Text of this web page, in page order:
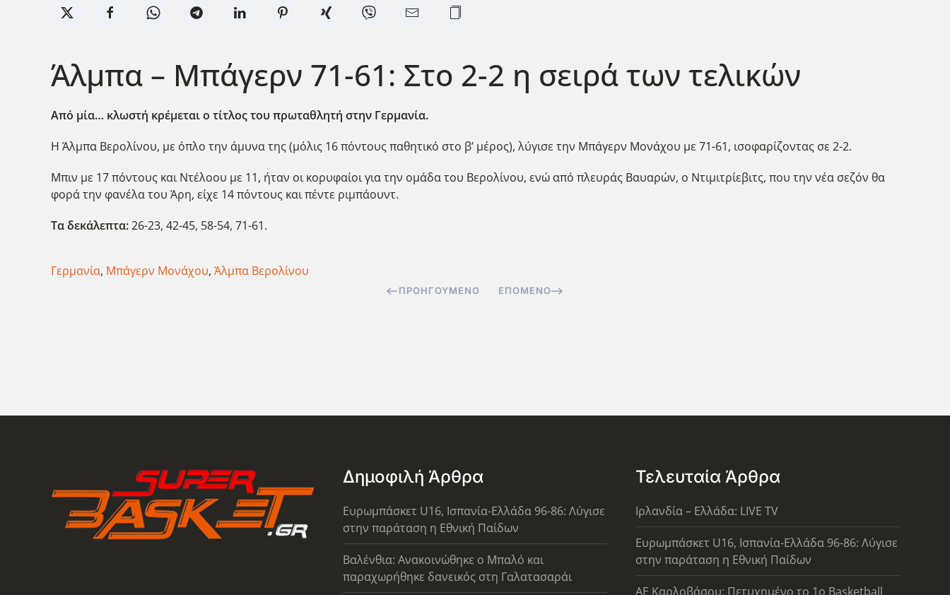
Άλμπα – Μπάγερν 71-61: Στο 2-2 η σειρά των τελικών
Από μία… κλωστή κρέμεται ο τίτλος του πρωταθλητή στην Γερμανία.
Η Άλμπα Βερολίνου, με όπλο την άμυνα της (μόλις 16 πόντους παθητικό στο β’ μέρος), λύγισε την Μπάγερν Μονάχου με 71-61, ισοφαρίζοντας σε 2-2.
Μπιν με 17 πόντους και Ντέλοου με 11, ήταν οι κορυφαίοι για την ομάδα του Βερολίνου, ενώ από πλευράς Βαυαρών, ο Ντιμιτρίεβιτς, που την νέα σεζόν θα
φορά την φανέλα του Άρη, είχε 14 πόντους και πέντε ριμπάουντ.
Τα δεκάλεπτα:26-23, 42-45, 58-54, 71-61.
Γερμανία, Μπάγερν Μονάχου, Άλμπα Βερολίνου
ΠΡΟΗΓΟΎΜΕΝΟ ΕΠΌΜΕΝΟ
Δημοφιλή Άρθρα
Ευρωμπάσκετ U16, Ισπανία-Ελλάδα 96-86: Λύγισε
στην παράταση η Εθνική Παίδων
Βαλένθια: Ανακοινώθηκε ο Μπαλό και
παραχωρήθηκε δανεικός στη Γαλατασαράι
Τελευταία Άρθρα
Ιρλανδία – Ελλάδα: LIVE TV
Ευρωμπάσκετ U16, Ισπανία-Ελλάδα 96-86: Λύγισε
στην παράταση η Εθνική Παίδων
ΑΕ Καρλοβάσου: Πετυχημένο το 1ο Basketball